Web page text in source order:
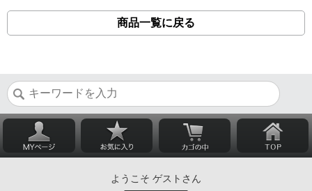
商品一覧に戻る
ようこそ ゲストさん